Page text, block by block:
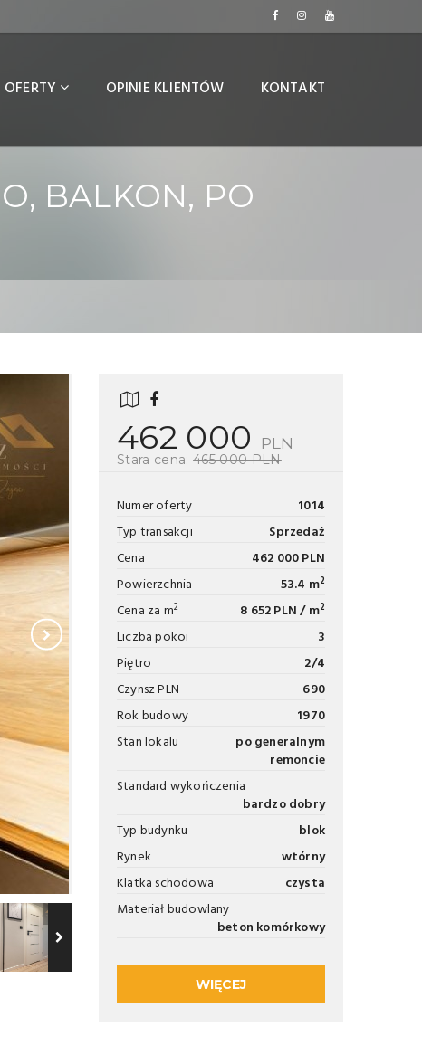
OFERTY OPINIE KLIENTÓW KONTAKT
BALKON, PO
462 000 PLN
Stara cena:465 000 PLN
Numer oferty
1014
Typ transakcji
Sprzedaż
Cena
462 000 PLN
Powierzchnia
53.4 m2
Cena za m2 8 652 PLN / m2
Liczba pokoi
3
Piętro
2/4
Czynsz PLN
690
Rok budowy
1970
Stan lokalu
po generalnym
remoncie
Standard wykończenia
bardzo dobry
Typ budynku
blok
Rynek
wtórny
Klatka schodowa
czysta
Materiał budowlany
beton komórkowy
WIĘCEJ